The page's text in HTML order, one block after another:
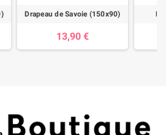
Drapeau de Savoie (150x90)
13,90 €